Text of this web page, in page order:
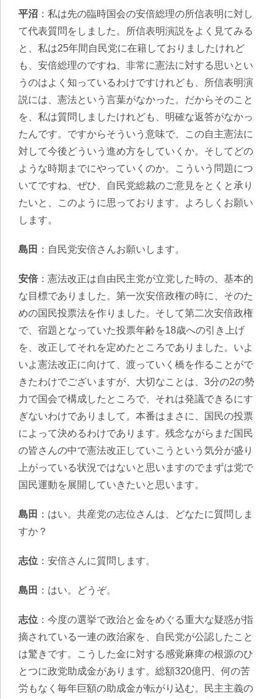
平沼 ：私は先の臨時国会の安倍総理の所信表明に対し
て代表質問をしました。所信表明演説をよく見てみる
と、私は25年間自民党に在籍しておりましたけれど
も、安倍総理のですね、非常に憲法に対する思いとい
うのはよく知っているわけですけれども、所信表明演
説には、憲法という言葉がなかった。だからそのこと
を、私は質問しましたけれども、明確な返答がなかっ
たんです。ですからそういう意味で、この自主憲法に
対して今後どういう進め方をしていくか。そしてどの
ような時期までにやっていくのか。こういう問題につ
いてですね、ぜひ、自民党総裁のご意見をとくと承り
たいと、このように思っております。よろしくお願い
します。
島田 ：自民党安倍さんお願いします。
安倍 ：憲法改正は自由民主党が立党した時の、基本的
な目標でありました。第一次安倍政権の時に、そのた
めの国民投票法を作りました。そして第二次安倍政権
で、宿題となっていた投票年齢を18歳への引き上げ
を、改正してそれを定めたところでありました。いよ
いよ憲法改正に向けて、渡っていく橋を作ることがで
きたわけでございますが、大切なことは、3分の2の勢
力で国会で構成したところで、それは発議できるにす
ぎないわけでありまして。本番はまさに、国民の投票
によって決めるわけであります。残念ながらまだ国民
の皆さんの中で憲法改正していこうという気分が盛り
上がっている状況ではないと思いますのでまずは党で
国民運動を展開していきたいと思います。
島田 ：はい。共産党の志位さんは、どなたに質問しま
すか？
志位 ：安倍さんに質問します。
島田 ：はい。どうぞ。
志位 ：今度の選挙で政治と金をめぐる重大な疑惑が指
摘されている一連の政治家を、自民党が公認したこと
は驚きです。こうした金に対する感覚麻痺の根源のひ
とつに政党助成金があります。総額320億円、何の苦
労もなく毎年巨額の助成金が転がり込む。民主主義の